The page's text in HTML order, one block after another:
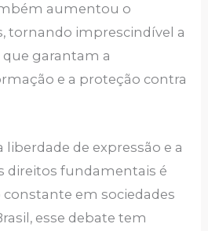
aumentou o
tornando imprescindível a
garantam a
e a proteção contra
de expressão e a
direitos fundamentais é
em sociedades
esse debate tem